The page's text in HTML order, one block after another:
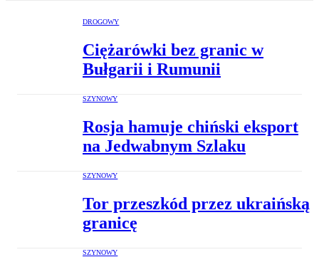
DROGOWY
Ciężarówki bez granic w
Bułgarii i Rumunii
SZYNOWY
Rosja hamuje chiński eksport
na Jedwabnym Szlaku
SZYNOWY
Tor przeszkód przez ukraińską
granicę
SZYNOWY